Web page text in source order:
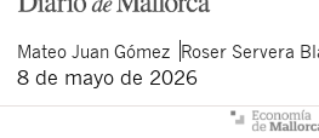
Mateo Juan Gómez Roser Servera
8 de mayo de 2026